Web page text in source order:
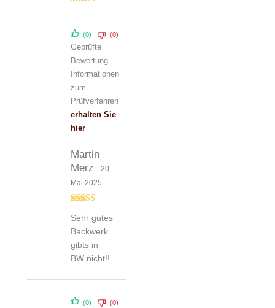
Bewertet
5
5von 5
Martin
Merz
20.
Mai 2025
Sehr gutes
Backwerk
gibts in
BW nicht!!
(0) (0)
Geprüfte
Bewertung.
Informationen
zum
Prüfverfahren
erhalten Sie
hier
(0) (0)